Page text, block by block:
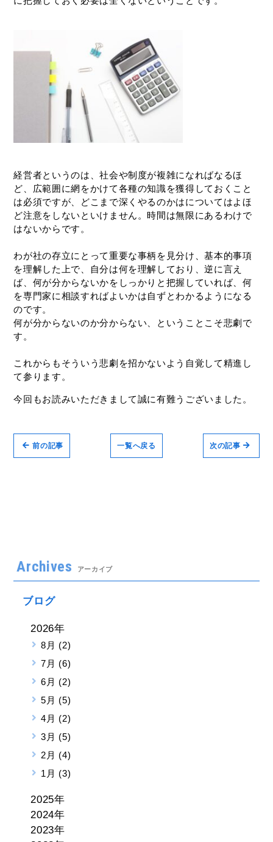
経営者というのは、社会や制度が複雑になればなるほ
ど、広範囲に網をかけて各種の知識を獲得しておくこと
は必須ですが、どこまで深くやるのかはについてはよほ
ど注意をしないといけません。時間は無限にあるわけで
はないからです。
わが社の存立にとって重要な事柄を見分け、基本的事項
を理解した上で、自分は何を理解しており、逆に言え
ば、何が分からないかをしっかりと把握していれば、何
を専門家に相談すればよいかは自ずとわかるようになる
のです。
何が分からないのか分からない、ということこそ悲劇で
す。
これからもそういう悲劇を招かないよう自覚して精進し
て参ります。
今回もお読みいただきまして誠に有難うございました。
次の記事
一覧へ戻る
前の記事
Archives アーカイブ
ブログ
2026年
8月 (2)
7月 (6)
6月 (2)
5月 (5)
4月 (2)
3月 (5)
2月 (4)
1月 (3)
2025年
2024年
2023年